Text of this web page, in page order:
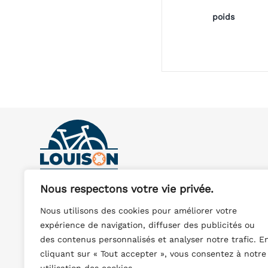
Nous respectons votre vie privée.
Nous utilisons des cookies pour améliorer votre
expérience de navigation, diffuser des publicités ou
des contenus personnalisés et analyser notre trafic.
cliquant sur « Tout accepter », vous consentez à notre
poids
Magasin de vélos à Beaumes-de-Venise.
Vente et réparation de tous types de vélos dans le
Vaucluse (84)
305 Route de Carpentras, 84190 Beaumes-de-
0490356430